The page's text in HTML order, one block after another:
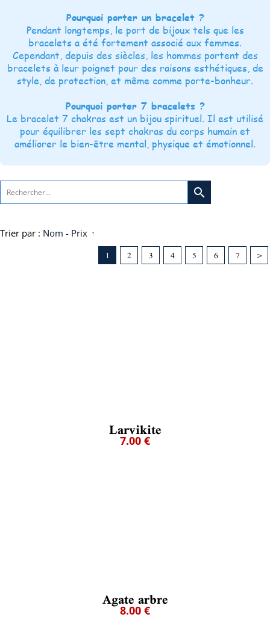
Pourquoi porter un bracelet ?
Pendant longtemps, le port de bijoux tels que les
bracelets a été fortement associé aux femmes.
Cependant, depuis des siècles, les hommes portent des
bracelets à leur poignet pour des raisons esthétiques, de
style, de protection, et même comme porte-bonheur.
Pourquoi porter 7 bracelets ?
Le bracelet 7 chakras est un bijou spirituel. Il est utilisé
pour équilibrer les sept chakras du corps humain et
améliorer le bien-être mental, physique et émotionnel.
search
Trier par : Nom - Prix
1 2 3 4 5 6 7 >
Larvikite
7.00 €
Agate arbre
8.00 €